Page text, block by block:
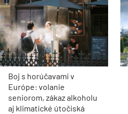
Boj s horúčavami v
Európe: volanie
seniorom, zákaz alkoholu
aj klimatické útočiská